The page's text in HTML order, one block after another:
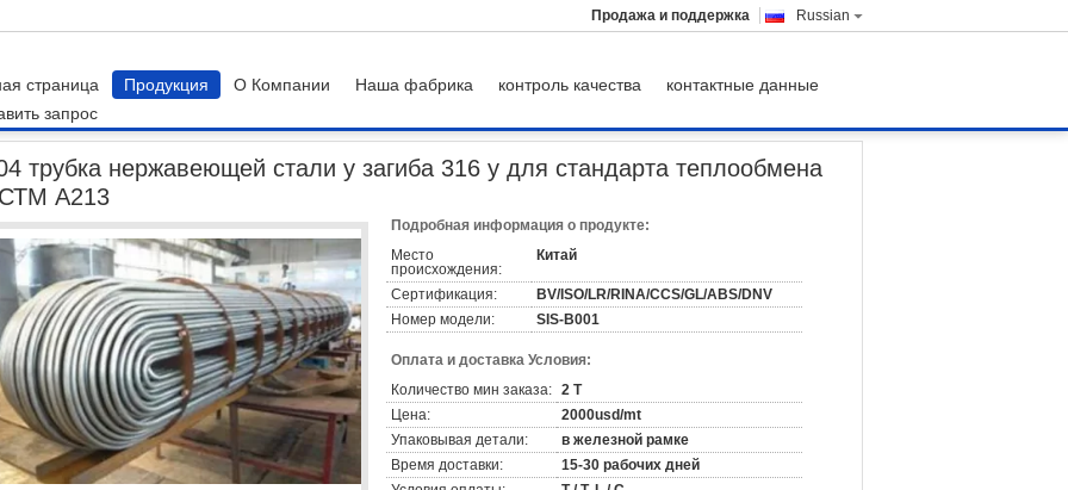
Russian
Продажа и поддержка
страница Продукция О Компании Наша фабрика контроль качества
контактные данные
запрос
u 304 трубка нержавеющей стали у загиба 316 у для стандарта теплообмена АСТМ А213
трубка нержавеющей стали у загиба 316 у для стандарта теплообмена
А213
Подробная информация о продукте:
Место
происхождения:
Китай
Сертификация:
BV/ISO/LR/RINA/CCS/GL/ABS/DNV
Номер модели:
SIS-B001
Оплата и доставка Условия:
Количество мин заказа: 2 Т
Цена:
2000usd/mt
Упаковывая детали:
в железной рамке
Время доставки:
15-30 рабочих дней